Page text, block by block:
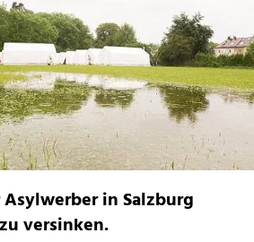
in Salzburg
versinken.